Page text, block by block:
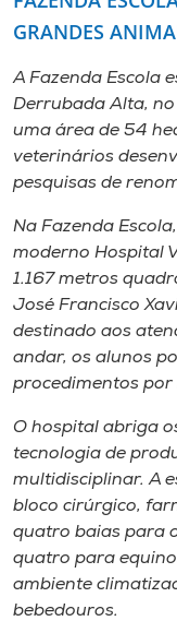
GRANDES
A Fazenda Escola
Derrubada Alta,
uma área de 54
veterinários
pesquisas de
Na Fazenda
moderno Hospital
1.167 metros
José Francisco
destinado aos
andar, os alunos
procedimentos
O hospital abriga
tecnologia de
multidisciplinar. A
bloco cirúrgico,
quatro baias para
quatro para
ambiente
bebedouros.